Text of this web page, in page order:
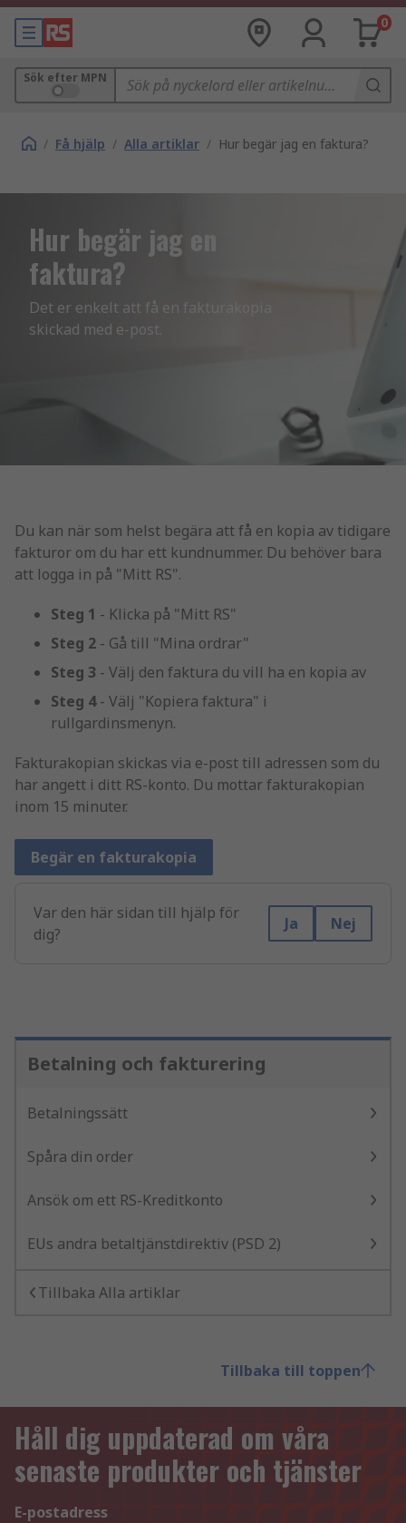
0
Sök efter MPN
/ Få hjälp / Alla artiklar / Hur begär jag en faktura?
Hur begär jag en
faktura?
Det er enkelt att få en fakturakopia
skickad med e-post.
Du kan när som helst begära att få en kopia av tidigare
fakturor om du har ett kundnummer. Du behöver bara
att logga in på "Mitt RS".
Steg 1 - Klicka på "Mitt RS"
Steg 2 - Gå till "Mina ordrar"
Steg 3 - Välj den faktura du vill ha en kopia av
Steg 4- Välj "Kopiera faktura" i
rullgardinsmenyn.
Fakturakopian skickas via e-post till adressen som du
har angett i ditt RS-konto. Du mottar fakturakopian
inom 15 minuter.
Begär en fakturakopia
Var den här sidan till hjälp för
dig?
Ja Nej
Betalning och fakturering
Betalningssätt
Spåra din order
Ansök om ett RS-Kreditkonto
EUs andra betaltjänstdirektiv (PSD 2)
Tillbaka Alla artiklar
Tillbaka till toppen
Håll dig uppdaterad om våra
senaste produkter och tjänster
E-postadress